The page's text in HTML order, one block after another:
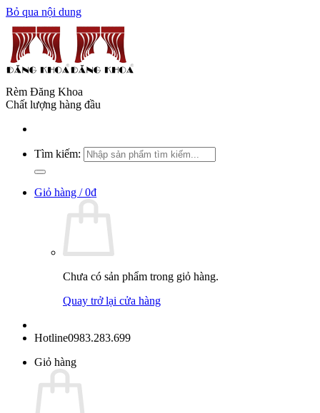
Bỏ qua nội dung
Rèm Đăng Khoa
Chất lượng hàng đầu
Tìm kiếm:
Giỏ hàng /0₫
Chưa có sản phẩm trong giỏ hàng.
Quay trở lại cửa hàng
Hotline0983.283.699
Giỏ hàng